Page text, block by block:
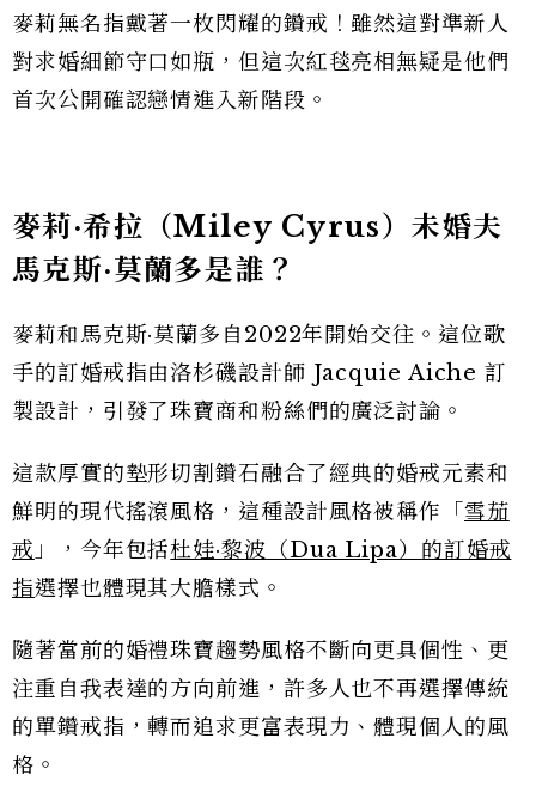
麥莉無名指戴著一枚閃耀的鑽戒！雖然這對準新人
對求婚細節守口如瓶，但這次紅毯亮相無疑是他們
首次公開確認戀情進入新階段。
麥莉·希拉（Miley Cyrus）未婚夫
馬克斯·莫蘭多是誰？
麥莉和馬克斯·莫蘭多自2022年開始交往。這位歌
手的訂婚戒指由洛杉磯設計師 Jacquie Aiche 訂
製設計，引發了珠寶商和粉絲們的廣泛討論。
這款厚實的墊形切割鑽石融合了經典的婚戒元素和
鮮明的現代搖滾風格，這種設計風格被稱作「 雪茄
戒 」，今年包括杜娃·黎波（Dua Lipa）的訂婚戒
指選擇也體現其大膽樣式。
隨著當前的婚禮珠寶趨勢風格不斷向更具個性、更
注重自我表達的方向前進，許多人也不再選擇傳統
的單鑽戒指，轉而追求更富表現力、體現個人的風
格。